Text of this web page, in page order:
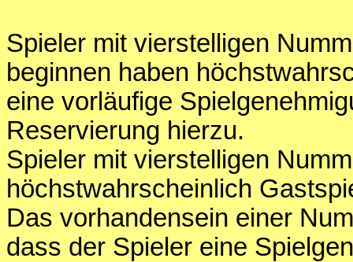
Spieler mit vierstelligen
beginnen haben
eine vorläufige
Reservierung hierzu.
Spieler mit vierstelligen
höchstwahrscheinlich
Das vorhandensein einer
dass der Spieler eine